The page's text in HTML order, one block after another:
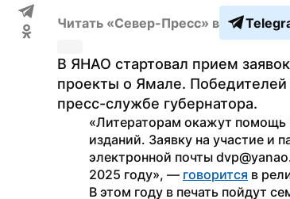
Читать «Север-Пресс» в
В ЯНАО стартовал прием
проекты о Ямале.
пресс-службе губернатора.
«Литераторам окажут помощь
изданий. Заявку на участие и
электронной почты
2025 году», — говорится в
В этом году в печать пойдут